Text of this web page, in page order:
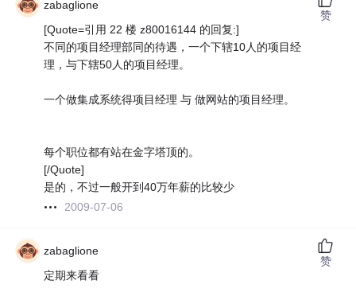
zabaglione
[Quote=引用 22 楼 z80016144 的回复:]
不同的项目经理部同的待遇，一个下辖10人的项目经
理，与下辖50人的项目经理。
一个做集成系统得项目经理 与 做网站的项目经理。
每个职位都有站在金字塔顶的。
[/Quote]
是的，不过一般开到40万年薪的比较少
2009-07-06
赞
zabaglione
定期来看看
赞